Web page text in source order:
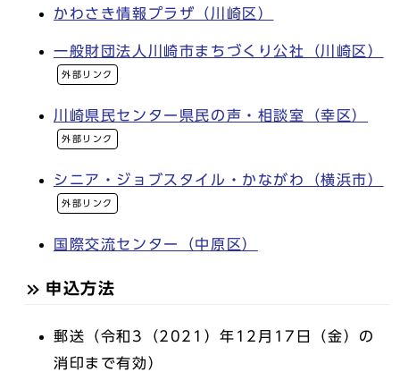
かわさき情報プラザ（川崎区）
一般財団法人川崎市まちづくり公社（川崎区）
外部リンク
川崎県民センター県民の声・相談室（幸区）
外部リンク
シニア・ジョブスタイル・かながわ（横浜市）
外部リンク
国際交流センター（中原区）
申込方法
郵送（令和3（2021）年12月17日（金）の
消印まで有効）